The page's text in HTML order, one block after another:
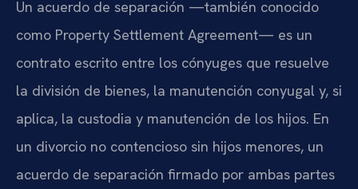
Un acuerdo de separación —también conocido
como Property Settlement Agreement— es un
contrato escrito entre los cónyuges que resuelve
la división de bienes, la manutención conyugal y, si
aplica, la custodia y manutención de los hijos. En
un divorcio no contencioso sin hijos menores, un
acuerdo de separación firmado por ambas partes